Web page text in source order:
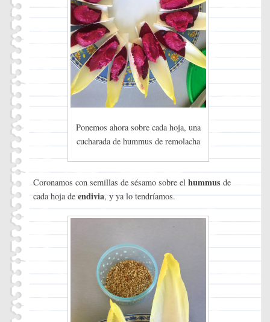
Ponemos ahora sobre cada hoja, una
cucharada de hummus de remolacha
Coronamos con semillas de sésamo sobre elhummus de
cada hoja de endivia, y ya lo tendríamos.